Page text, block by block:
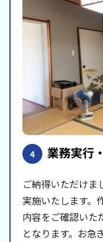
4 業務実行
ご納得いただけま
実施いたします。
内容をご確認いた
となります。お急